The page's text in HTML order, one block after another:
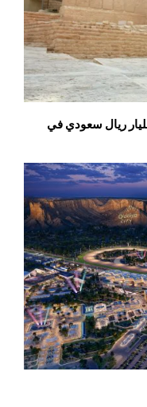
السياحة السعودية بقيمة 82.7 مليار ريال سعودي في